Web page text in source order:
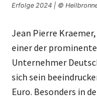
Erfolge 2024 | ©
Jean Pierre
einer der
Unternehmer
sich sein
Euro. Besonders in